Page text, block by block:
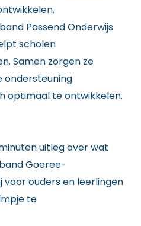
Passend Onderwijs
scholen
Samen zorgen ze
ondersteuning
optimaal te ontwikkelen.
uitleg over wat
Goeree-
voor ouders en leerlingen
te